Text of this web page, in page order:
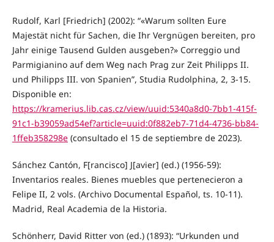
Rudolf, Karl [Friedrich] (2002): “«Warum sollten Eure
Majestät nicht für Sachen, die Ihr Vergnügen bereiten, pro
Jahr einige Tausend Gulden ausgeben?» Correggio und
Parmigianino auf dem Weg nach Prag zur Zeit Philipps II.
und Philipps III. von Spanien”, Studia Rudolphina, 2, 3-15.
Disponible en:
https://kramerius.lib.cas.cz/view/uuid:5340a8d0-7bb1-415f-
91c1-b39059ad54ef?article=uuid:0f882eb7-71d4-4736-bb84-
1ffeb358298e(consultado el 15 de septiembre de 2023).
Sánchez Cantón, F[rancisco] J[avier] (ed.) (1956-59):
Inventarios reales. Bienes muebles que pertenecieron a
Felipe II, 2 vols. (Archivo Documental Español, ts. 10-11).
Madrid, Real Academia de la Historia.
Schönherr, David Ritter von (ed.) (1893): “Urkunden und